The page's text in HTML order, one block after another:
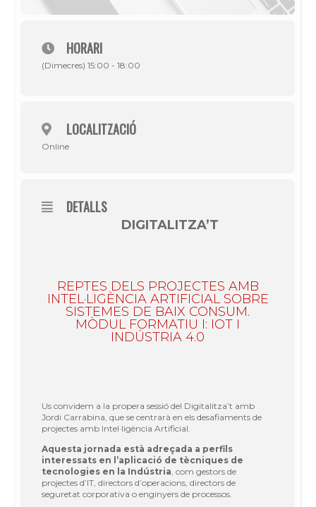
HORARI
(Dimecres) 15:00 - 18:00
LOCALITZACIÓ
Online
DETALLS
DIGITALITZA’T
REPTES DELS PROJECTES AMB
INTEL·LIGÈNCIA ARTIFICIAL SOBRE
SISTEMES DE BAIX CONSUM.
MÒDUL FORMATIU I: IOT I
INDÚSTRIA 4.0
Us convidem a la propera sessió del Digitalitza’t amb
Jordi Carrabina, que se centrarà en els desafiaments de
projectes amb Intel·ligència Artificial.
Aquesta jornada està adreçada a perfils
interessats en l’aplicació de tècniques de
tecnologies en la Indústria , com gestors de
projectes d’IT, directors d’operacions, directors de
seguretat corporativa o enginyers de processos.